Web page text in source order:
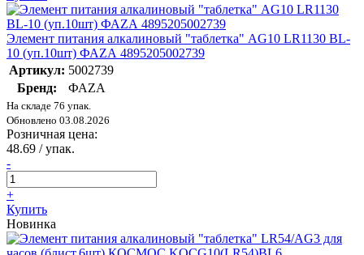
Элемент питания алкалиновый "таблетка" AG10 LR1130 BL-
10 (уп.10шт) ФАZА 4895205002739
Артикул: 5002739
Бренд:
ФАZA
На складе 76 упак.
Обновлено 03.08.2026
Розничная цена:
48.69 / упак.
-
+
Купить
Новинка